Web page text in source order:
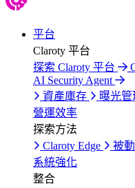
平台
Claroty 平台
探索 Claroty 平台
AI Security Agent
資產庫存
曝光管
營運效率
探索方法
Claroty Edge
被
系統強化
整合